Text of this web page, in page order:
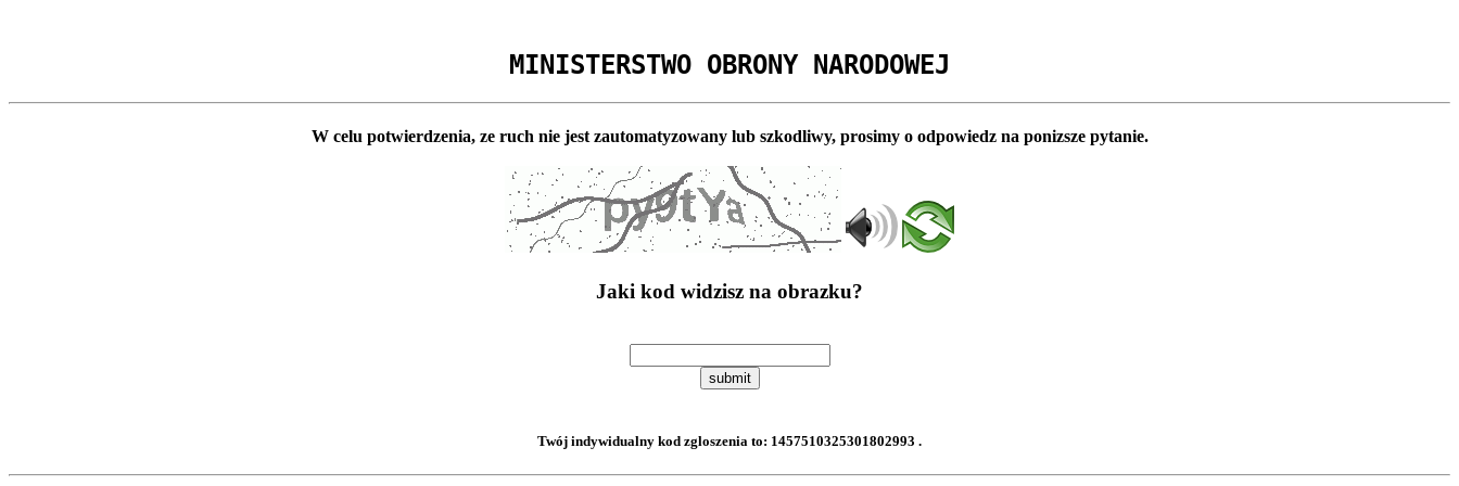
MINISTERSTWO OBRONY NARODOWEJ
W celu potwierdzenia, ze ruch nie jest zautomatyzowany lub szkodliwy, prosimy o odpowiedz na ponizsze pytanie.
Jaki kod widzisz na obrazku?
submit
Twój indywidualny kod zgloszenia to: 1457510325301802993 .